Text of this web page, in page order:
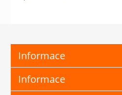
Informace
Informace